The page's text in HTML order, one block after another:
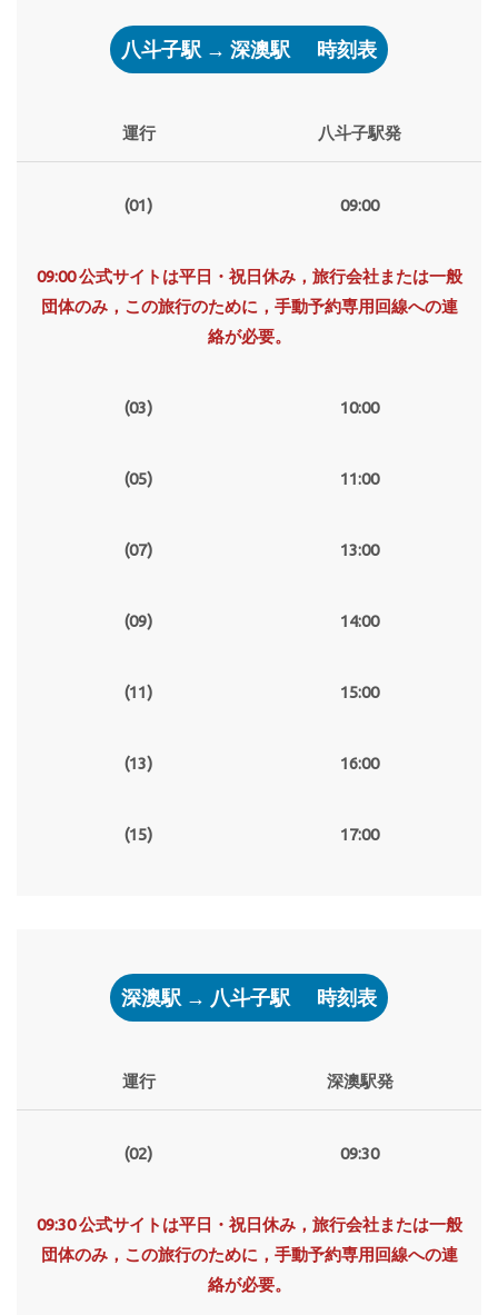
八斗子駅 → 深澳駅 時刻表
運行 八斗子駅発
(01) 09:00
09:00 公式サイトは平日・祝日休み，旅行会社または一般
団体のみ，この旅行のために，手動予約専用回線への連
絡が必要。
(03) 10:00
(05) 11:00
(07) 13:00
(09) 14:00
(11) 15:00
(13) 16:00
(15) 17:00
深澳駅 → 八斗子駅 時刻表
運行 深澳駅発
(02) 09:30
09:30 公式サイトは平日・祝日休み，旅行会社または一般
団体のみ，この旅行のために，手動予約専用回線への連
絡が必要。